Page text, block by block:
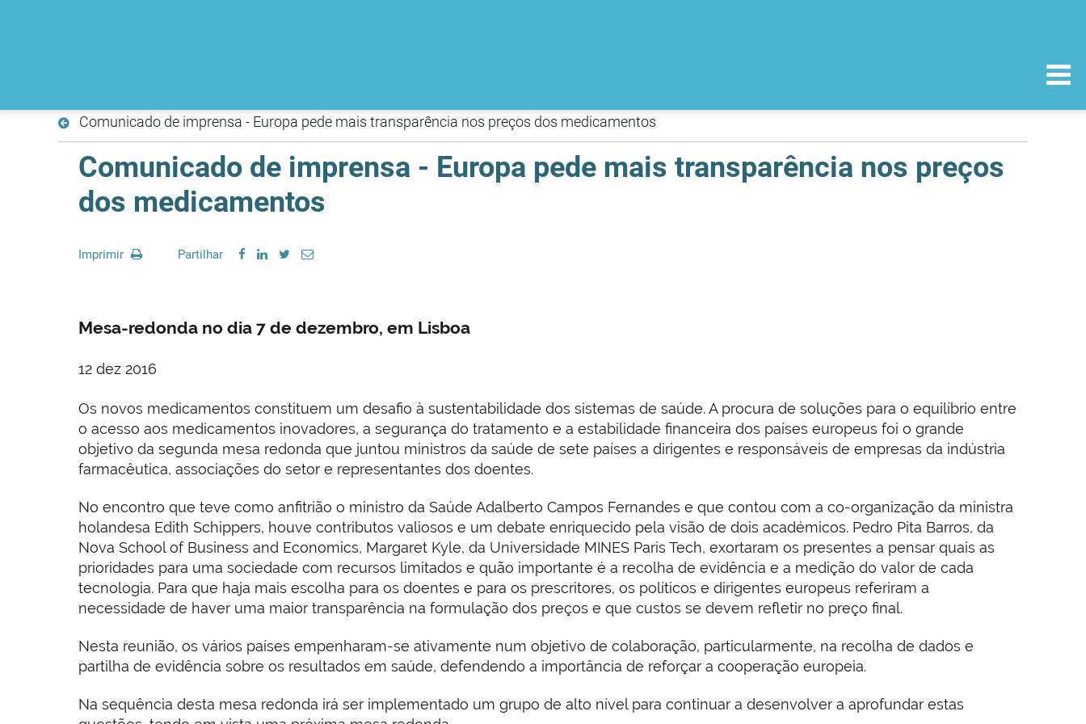
Comunicado de imprensa - Europa pede mais transparência nos preços dos medicamentos
Comunicado de imprensa - Europa pede mais transparência nos preços
dos medicamentos
Imprimir Partilhar
Mesa-redonda no dia 7 de dezembro, em Lisboa
12 dez 2016
Os novos medicamentos constituem um desafio à sustentabilidade dos sistemas de saúde. A procura de soluções para o equilíbrio entre
o acesso aos medicamentos inovadores, a segurança do tratamento e a estabilidade financeira dos países europeus foi o grande
objetivo da segunda mesa redonda que juntou ministros da saúde de sete países a dirigentes e responsáveis de empresas da indústria
farmacêutica, associações do setor e representantes dos doentes.
No encontro que teve como anfitrião o ministro da Saúde Adalberto Campos Fernandes e que contou com a co-organização da ministra
holandesa Edith Schippers, houve contributos valiosos e um debate enriquecido pela visão de dois académicos. Pedro Pita Barros, da
Nova School of Business and Economics, Margaret Kyle, da Universidade MINES Paris Tech, exortaram os presentes a pensar quais as
prioridades para uma sociedade com recursos limitados e quão importante é a recolha de evidência e a medição do valor de cada
tecnologia. Para que haja mais escolha para os doentes e para os prescritores, os políticos e dirigentes europeus referiram a
necessidade de haver uma maior transparência na formulação dos preços e que custos se devem refletir no preço final.
Nesta reunião, os vários países empenharam-se ativamente num objetivo de colaboração, particularmente, na recolha de dados e
partilha de evidência sobre os resultados em saúde, defendendo a importância de reforçar a cooperação europeia.
Na sequência desta mesa redonda irá ser implementado um grupo de alto nível para continuar a desenvolver a aprofundar estas